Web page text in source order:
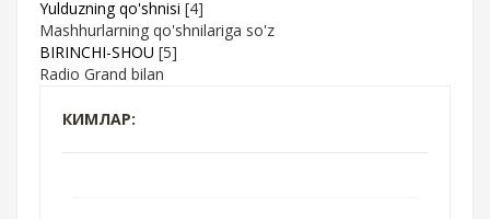
Yulduzning qo'shnisi [4]
Mashhurlarning qo'shnilariga so'z
BIRINCHI-SHOU [5]
Radio Grand bilan
КИМЛАР: